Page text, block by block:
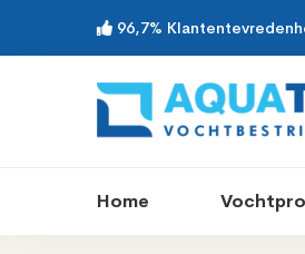
96,7%
Home